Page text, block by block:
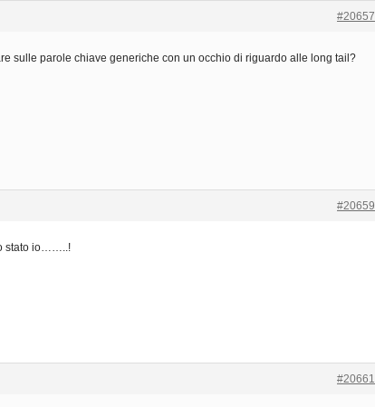
#20657
sulle parole chiave generiche con un occhio di riguardo alle long tail?
#20659
stato io……..!
#20661